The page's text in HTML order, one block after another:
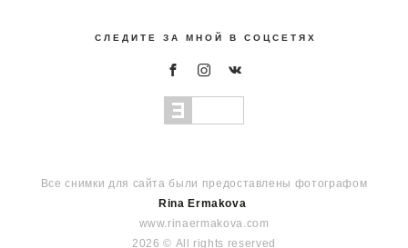
С Л Е Д И Т Е З А М Н О Й В С О Ц С Е Т Я Х
Rina Ermakova
www.rinaermakova.com
2026 © All rights reserved